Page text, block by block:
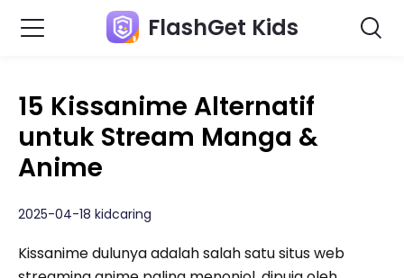
FlashGet Kids
15 Kissanime Alternatif
untuk Stream Manga &
Anime
2025-04-18 kidcaring
Kissanime dulunya adalah salah satu situs web